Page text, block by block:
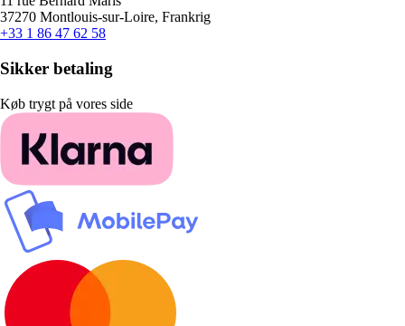
37270 Montlouis-sur-Loire, Frankrig
+33 1 86 47 62 58
Sikker betaling
Køb trygt på vores side